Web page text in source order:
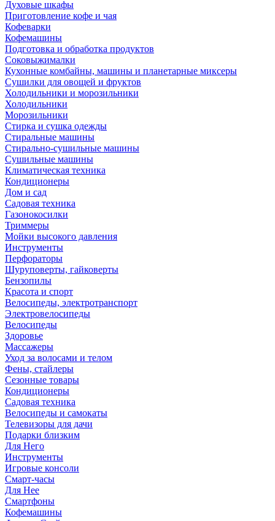
Духовые шкафы
Приготовление кофе и чая
Кофеварки
Кофемашины
Подготовка и обработка продуктов
Соковыжималки
Кухонные комбайны, машины и планетарные миксеры
Сушилки для овощей и фруктов
Холодильники и морозильники
Холодильники
Морозильники
Стирка и сушка одежды
Стиральные машины
Стирально-сушильные машины
Сушильные машины
Климатическая техника
Кондиционеры
Дом и сад
Садовая техника
Газонокосилки
Триммеры
Мойки высокого давления
Инструменты
Перфораторы
Шуруповерты, гайковерты
Бензопилы
Красота и спорт
Велосипеды, электротранспорт
Электровелосипеды
Велосипеды
Здоровье
Массажеры
Уход за волосами и телом
Фены, стайлеры
Сезонные товары
Кондиционеры
Садовая техника
Велосипеды и самокаты
Телевизоры для дачи
Подарки близким
Для Него
Инструменты
Игровые консоли
Смарт-часы
Для Нее
Смартфоны
Кофемашины